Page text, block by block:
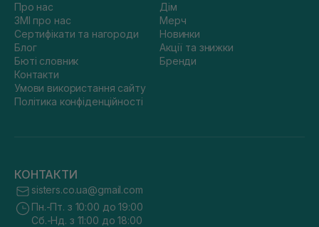
Про нас
ЗМІ про нас
Сертифікати та нагороди
Блог
Бюті словник
Контакти
Умови використання сайту
Політика конфіденційності
Дім
Мерч
Новинки
Акції та знижки
Бренди
КОНТАКТИ
sisters.co.ua@gmail.com
Пн.-Пт. з 10:00 до 19:00
Сб.-Нд. з 11:00 до 18:00